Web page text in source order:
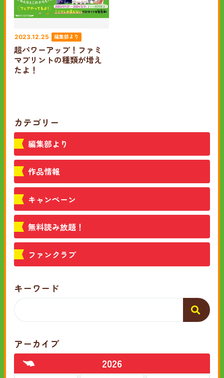
2023.12.25 編集部より
超パワーアップ！ファミ
マプリントの種類が増え
たよ！
カテゴリー
編集部より
作品情報
キャンペーン
無料読み放題！
ファンクラブ
キーワード
アーカイブ
2026